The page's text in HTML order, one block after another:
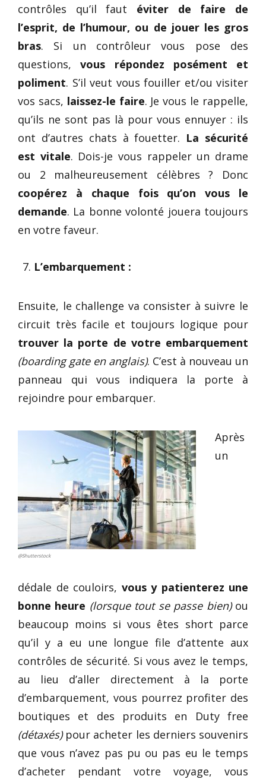
contrôles qu’il faut éviter de faire de
l’esprit, de l’humour, ou de jouer les gros
bras. Si un contrôleur vous pose des
questions,vous répondez posément et
poliment. S’il veut vous fouiller et/ou visiter
vos sacs, laissez-le faire. Je vous le rappelle,
qu’ils ne sont pas là pour vous ennuyer : ils
ont d’autres chats à fouetter. La sécurité
est vitale. Dois-je vous rappeler un drame
ou 2 malheureusement célèbres ? Donc
coopérez à chaque fois qu’on vous le
demande. La bonne volonté jouera toujours
en votre faveur.
L’embarquement :
Ensuite, le challenge va consister à suivre le
circuit très facile et toujours logique pour
trouver la porte de votre embarquement
(boarding gate en anglais). C’est à nouveau un
panneau qui vous indiquera la porte à
rejoindre pour embarquer.
@Shutterstock
Après
un
dédale de couloirs, vous y patienterez une
bonne heure (lorsque tout se passe bien)ou
beaucoup moins si vous êtes short parce
qu’il y a eu une longue file d’attente aux
contrôles de sécurité. Si vous avez le temps,
au lieu d’aller directement à la porte
d’embarquement, vous pourrez profiter des
boutiques et des produits en Duty free
(détaxés)pour acheter les derniers souvenirs
que vous n’avez pas pu ou pas eu le temps
d’acheter pendant votre voyage, vous